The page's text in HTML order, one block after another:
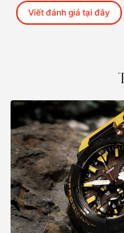
Viết đánh giá tại đây